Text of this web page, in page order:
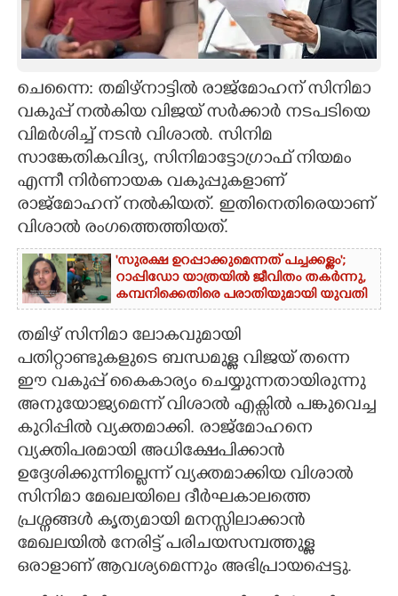
ASTRO
CARTOONS
LITERATURE
ZOOM
CONTACT US
ചെന്നൈ: തമിഴ്നാട്ടിൽ രാജ്മോഹന് സിനിമാ
വകുപ്പ് നൽകിയ വിജയ് സർക്കാർ നടപടിയെ
വിമർശിച്ച് നടൻ വിശാൽ. സിനിമ
സാങ്കേതികവിദ്യ, സിനിമാട്ടോഗ്രാഫ് നിയമം
എന്നീ നിർണായക വകുപ്പുകളാണ്
രാജ്മോഹന് നല്‍കിയത്. ഇതിനെതിരെയാണ്
വിശാൽ രംഗത്തെത്തിയത്.
'സുരക്ഷ ഉറപ്പാക്കുമെന്നത് പച്ചക്കള്ളം';
റാപ്പിഡോ യാത്രയിൽ ജീവിതം തകർന്നു,
കമ്പനിക്കെതിരെ പരാതിയുമായി യുവതി
തമിഴ് സിനിമാ ലോകവുമായി
പതിറ്റാണ്ടുകളുടെ ബന്ധമുള്ള വിജയ് തന്നെ
ഈ വകുപ്പ് കൈകാര്യം ചെയ്യുന്നതായിരുന്നു
അനുയോജ്യമെന്ന് വിശാൽ എക്സില്‍ പങ്കുവെച്ച
കുറിപ്പില്‍ വ്യക്തമാക്കി. രാജ്മോഹനെ
വ്യക്തിപരമായി അധിക്ഷേപിക്കാൻ
ഉദ്ദേശിക്കുന്നില്ലെന്ന് വ്യക്തമാക്കിയ വിശാൽ
സിനിമാ മേഖലയിലെ ദീർഘകാലത്തെ
പ്രശ്നങ്ങൾ കൃത്യമായി മനസ്സിലാക്കാൻ
മേഖലയിൽ നേരിട്ട് പരിചയസമ്പത്തുള്ള
ഒരാളാണ് ആവശ്യമെന്നും അഭിപ്രായപ്പെട്ടു.